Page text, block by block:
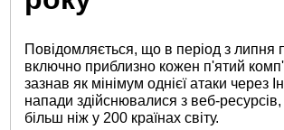
Повідомляється, що в період з липня
включно приблизно кожен п'ятий
зазнав як мінімум однієї атаки через
напади здійснювалися з веб-
більш ніж у 200 країнах світу.